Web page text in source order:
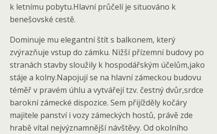
k letnímu pobytu.Hlavní průčelí je situováno k
benešovské cestě.
Dominuje mu elegantní štít s balkonem, který
zvýrazňuje vstup do zámku. Nižší přízemní budovy po
stranách stavby sloužily k hospodářským účelům,jako
stáje a kolny.Napojují se na hlavní zámeckou budovu
téměř v pravém úhlu a vytvářejí tzv. čestný dvůr,srdce
barokní zámecké dispozice. Sem přijížděly kočáry
majitele panství i vozy zámeckých hostů, právě zde
hrabě vítal nejvýznamnější návštěvy. Od okolního